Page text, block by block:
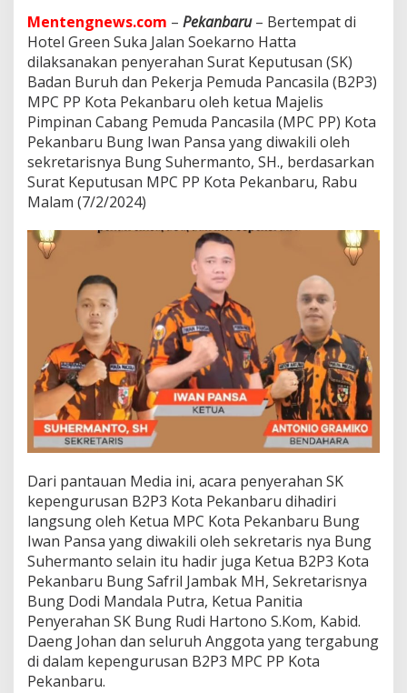
n
B
u
r
u
h
d
n
P
e
r
m
u
d
a
P
a
n
i
l
a
(
B
2
P
3
)
K
o
t
Mentengnews.com – Pekanbaru– Bertempat di
Hotel Green Suka Jalan Soekarno Hatta
dilaksanakan penyerahan Surat Keputusan (SK)
Badan Buruh dan Pekerja Pemuda Pancasila (B2P3)
MPC PP Kota Pekanbaru oleh ketua Majelis
Pimpinan Cabang Pemuda Pancasila (MPC PP) Kota
Pekanbaru Bung Iwan Pansa yang diwakili oleh
sekretarisnya Bung Suhermanto, SH., berdasarkan
Surat Keputusan MPC PP Kota Pekanbaru, Rabu
Malam (7/2/2024)
Dari pantauan Media ini, acara penyerahan SK
kepengurusan B2P3 Kota Pekanbaru dihadiri
langsung oleh Ketua MPC Kota Pekanbaru Bung
Iwan Pansa yang diwakili oleh sekretaris nya Bung
Suhermanto selain itu hadir juga Ketua B2P3 Kota
Pekanbaru Bung Safril Jambak MH, Sekretarisnya
Bung Dodi Mandala Putra, Ketua Panitia
Penyerahan SK Bung Rudi Hartono S.Kom, Kabid.
Daeng Johan dan seluruh Anggota yang tergabung
di dalam kepengurusan B2P3 MPC PP Kota
Pekanbaru.